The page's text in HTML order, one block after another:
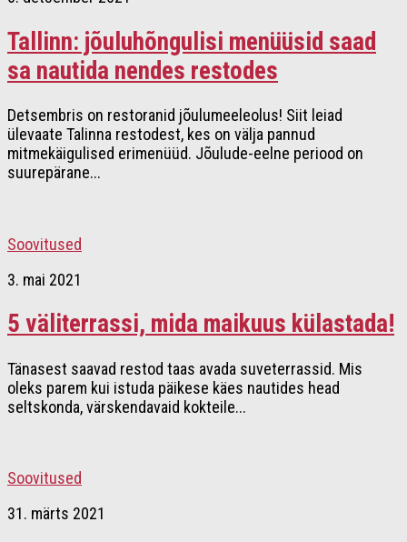
Tallinn: jõuluhõngulisi menüüsid saad
sa nautida nendes restodes
Detsembris on restoranid jõulumeeleolus! Siit leiad
ülevaate Talinna restodest, kes on välja pannud
mitmekäigulised erimenüüd. Jõulude-eelne periood on
suurepärane...
Soovitused
3. mai 2021
5 väliterrassi, mida maikuus külastada!
Tänasest saavad restod taas avada suveterrassid. Mis
oleks parem kui istuda päikese käes nautides head
seltskonda, värskendavaid kokteile...
Soovitused
31. märts 2021